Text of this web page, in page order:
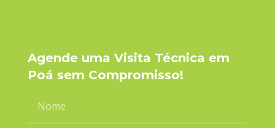
Agende uma Visita Técnica em
Poá sem Compromisso!